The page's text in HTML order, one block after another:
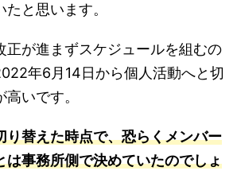
と思います。
正が進まずスケジュールを組むの
年6月14日から個人活動へと切
いです。
り替えた時点で、恐らくメンバー
は事務所側で決めていたのでしょ